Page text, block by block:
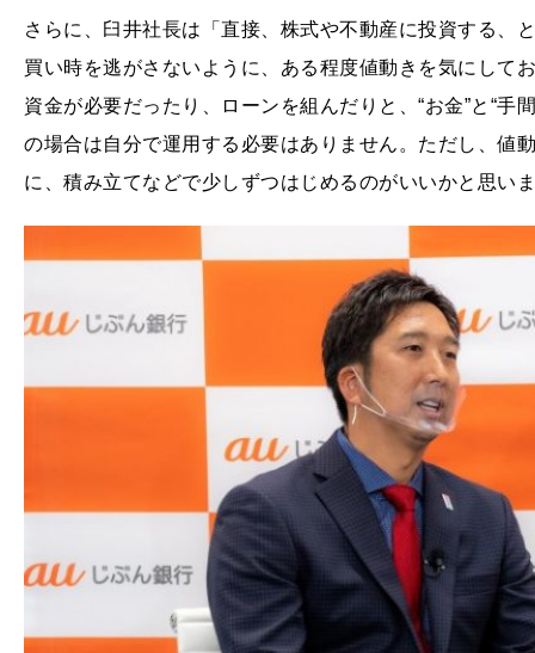
さらに、臼井社長は「直接、株式や不動産に投資する、
買い時を逃がさないように、ある程度値動きを気にして
資金が必要だったり、ローンを組んだりと、“お金”と“手
の場合は自分で運用する必要はありません。ただし、値
に、積み立てなどで少しずつはじめるのがいいかと思い